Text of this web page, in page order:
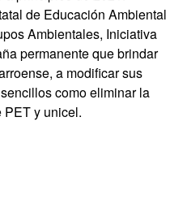
de Educación Ambiental
Ambientales, Iniciativa
permanente que brindar
a modificar sus
como eliminar la
PET y unicel.